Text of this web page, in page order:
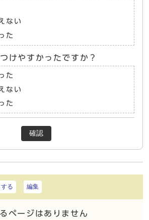
ない
た
けやすかったですか？
た
ない
た
確認
る 編集
ページはありません